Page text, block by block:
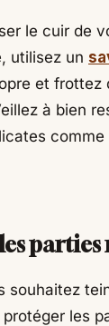
le cuir de
utilisez un
et
à bien
parties
souhaitez
les